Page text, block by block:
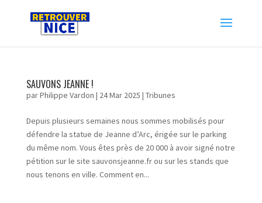
SAUVONS JEANNE !
parPhilippe Vardon | 24 Mar 2025 | Tribunes
Depuis plusieurs semaines nous sommes mobilisés pour
défendre la statue de Jeanne d’Arc, érigée sur le parking
du même nom. Vous êtes près de 20 000 à avoir signé notre
pétition sur le site sauvonsjeanne.fr ou sur les stands que
nous tenons en ville. Comment en...